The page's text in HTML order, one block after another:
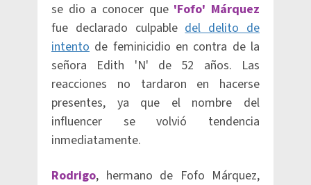
se dio a conocer que'Fofo' Márquez
fue declarado culpabledel delito de
intento de feminicidio en contra de la
señora Edith 'N' de 52 años. Las
reacciones no tardaron en hacerse
presentes, ya que el nombre del
influencer se volvió tendencia
inmediatamente.
Rodrigo, hermano de Fofo Márquez,